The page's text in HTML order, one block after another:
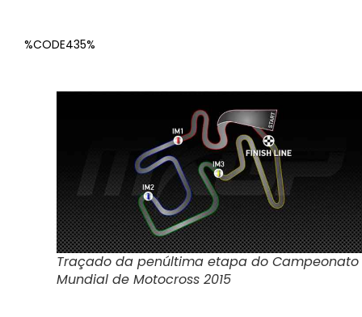
%CODE435%
Traçado da penúltima etapa do Campeonato
Mundial de Motocross 2015